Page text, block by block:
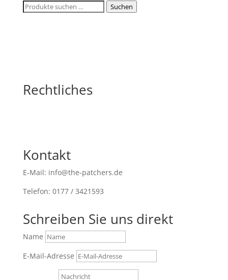
Suchen
Suchen
Rechtliches
Kontakt
E-Mail: info@the-patchers.de
Telefon: 0177 / 3421593
Schreiben Sie uns direkt
Name
E-Mail-Adresse